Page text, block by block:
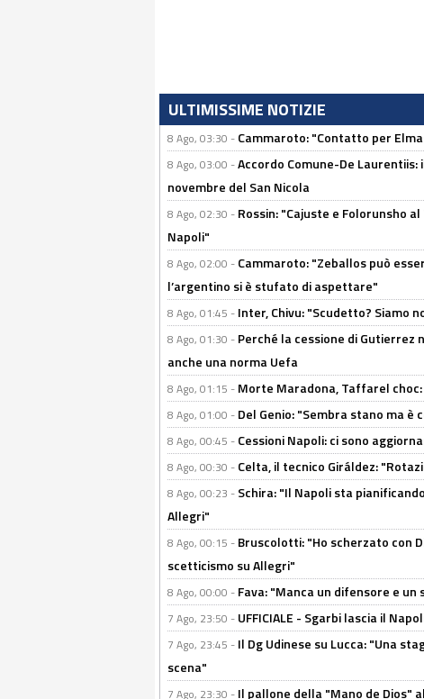
ULTIMISSIME NOTIZIE
8 Ago, 03:30 - Cammaroto: "Contatto per
8 Ago, 03:00 -Accordo Comune-De
novembre del San Nicola
8 Ago, 02:30 - Rossin: "Cajuste e Folorunsho
Napoli"
8 Ago, 02:00 - Cammaroto: "Zeballos può
l’argentino si è stufato di aspettare"
8 Ago, 01:45 - Inter, Chivu: "Scudetto? Siamo
8 Ago, 01:30 - Perché la cessione di Gutierrez
anche una norma Uefa
8 Ago, 01:15 - Morte Maradona, Taffarel
8 Ago, 01:00 - Del Genio: "Sembra stano ma è
8 Ago, 00:45 - Cessioni Napoli: ci sono
8 Ago, 00:30 - Celta, il tecnico Giráldez:
8 Ago, 00:23 - Schira: "Il Napoli sta
Allegri"
8 Ago, 00:15 - Bruscolotti: "Ho scherzato con
scetticismo su Allegri"
8 Ago, 00:00 - Fava: "Manca un difensore e
7 Ago, 23:50 - UFFICIALE - Sgarbi lascia il
7 Ago, 23:45 - Il Dg Udinese su Lucca: "Una
scena"
7 Ago, 23:30 - Il pallone della "Mano de Dios"